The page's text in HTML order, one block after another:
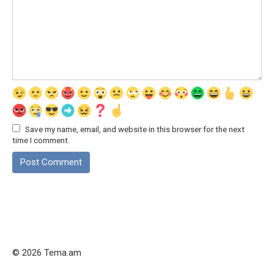
Save my name, email, and website in this browser for the next
time I comment.
© 2026 Tema.am